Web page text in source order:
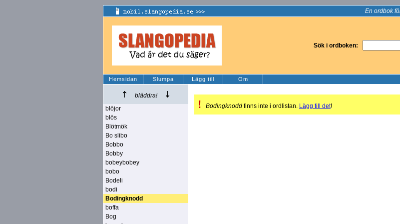
En ordbok
Sök i ordboken:
Hemsidan Slumpa Lägg till Om
bläddra!
blöjor
blös
Blötmök
Bo slibo
Bobbo
Bobby
bobeybobey
bobo
Bodeli
bodi
Bodingknodd
boffa
Bog
! Bodingknodd finns inte i ordlistan. Lägg till det!